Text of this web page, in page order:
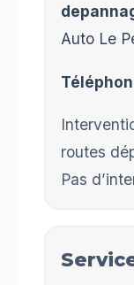
Auto Le
routes
Pas